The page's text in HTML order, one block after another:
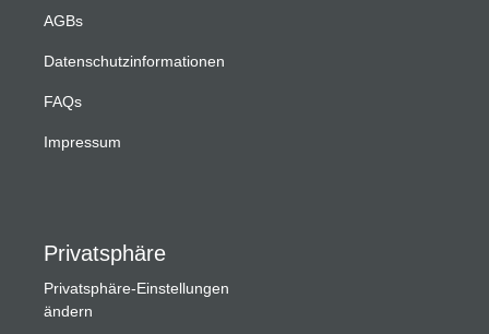
AGBs
Datenschutzinformationen
FAQs
Impressum
Privatsphäre
Privatsphäre-Einstellungen
ändern